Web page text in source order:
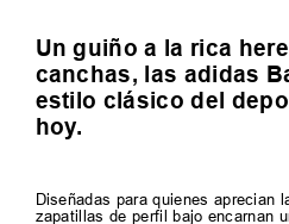
Un guiño a la rica
canchas, las adidas
estilo clásico del
hoy.
Diseñadas para quienes aprecian
zapatillas de perfil bajo encarnan